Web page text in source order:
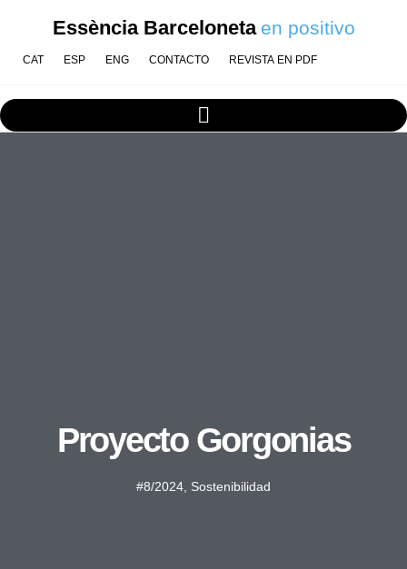
Essència Barceloneta en positivo
CAT ESP ENG CONTACTO REVISTA EN PDF
Proyecto Gorgonias
#8/2024 Sostenibilidad